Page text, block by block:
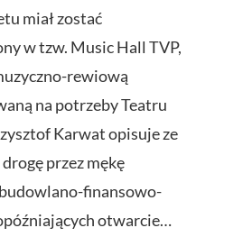
miał zostać
w tzw. Music Hall TVP,
rewiową
na potrzeby Teatru
Karwat opisuje ze
przez mękę
finansowo-
otwarcie…